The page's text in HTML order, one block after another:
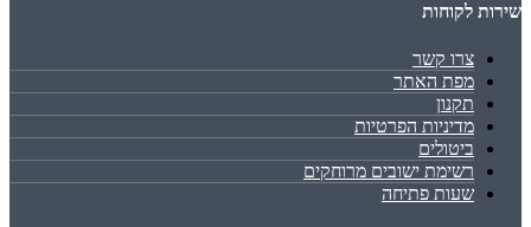
שירות לקוחות
צרו קשר
מפת האתר
תקנון
מדיניות הפרטיות
ביטולים
רשימת ישובים מרוחקים
שעות פתיחה